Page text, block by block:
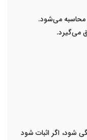
محاسبه می‌شود.
می‌گیرد.
شود، اگر اثبات شود